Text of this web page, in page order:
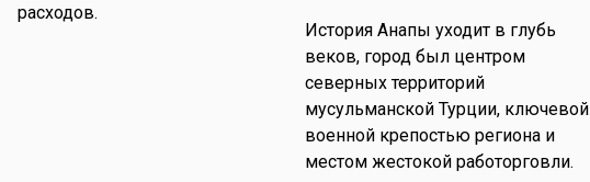
расходов.
История Анапы уходит в глубь
веков, город был центром
северных территорий
мусульманской Турции, ключевой
военной крепостью региона и
местом жестокой работорговли.